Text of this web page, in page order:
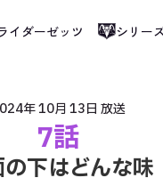
イダーゼッツ シリー
しています。指定した言語に
年 10月 13日 放送
7話
下はどんな味